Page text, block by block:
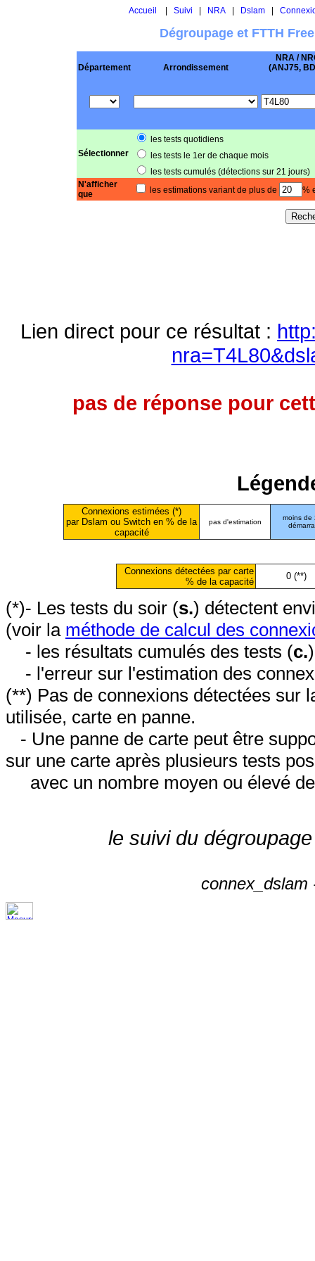
Accueil Suivi NRA| Dslam|
Dégroupage et FTTH
Département Arrondissement
NRA /
(ANJ75,
Sélectionner
les tests quotidiens
les tests le 1er de chaque mois
les tests cumulés (détections sur 21 jours)
N'afficher
que
les estimations variant de plus de %
Lien direct pour ce résultat :
pas de réponse pour
Connexions estimées (*)
par Dslam ou Switch en % de la
capacité
pas d'estimation
moins de
Connexions détectées par carte
% de la capacité
0 (**)
(*)- Les tests du soir (s.) détectent
(voir la méthode de calcul des
- les résultats cumulés des tests (c.
- l'erreur sur l'estimation des
(**) Pas de connexions détectées sur
utilisée, carte en panne.
- Une panne de carte peut être
sur une carte après plusieurs tests
avec un nombre moyen ou élevé
le suivi du
connex_dslam